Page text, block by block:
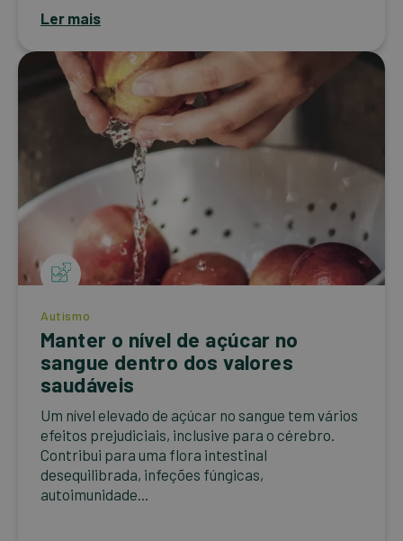
Ler mais
Autismo
Manter o nível de açúcar no
sangue dentro dos valores
saudáveis
Um nível elevado de açúcar no sangue tem vários
efeitos prejudiciais, inclusive para o cérebro.
Contribui para uma flora intestinal
desequilibrada, infeções fúngicas,
autoimunidade...